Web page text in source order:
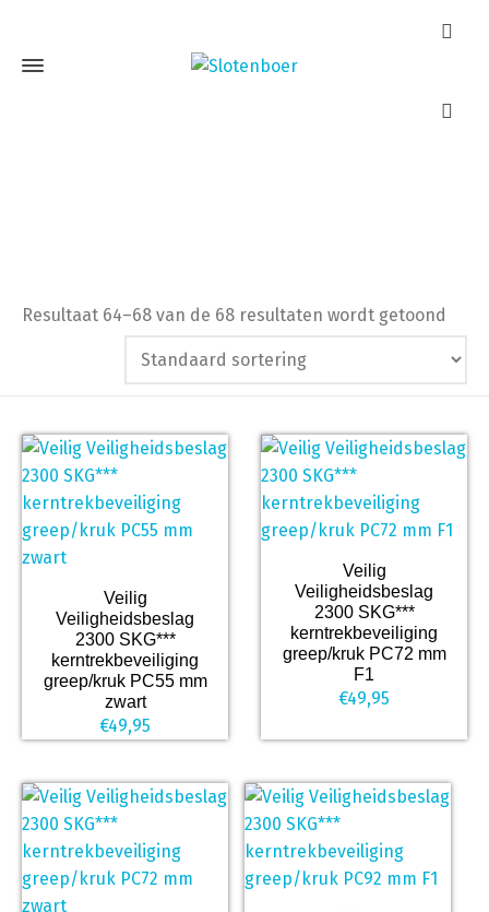
Resultaat 64–68 van de 68 resultaten wordt getoond
Veilig
Veiligheidsbeslag
2300 SKG***
kerntrekbeveiliging
greep/kruk PC55 mm
zwart
€49,95
Veilig
Veiligheidsbeslag
2300 SKG***
kerntrekbeveiliging
greep/kruk PC72 mm
F1
€49,95